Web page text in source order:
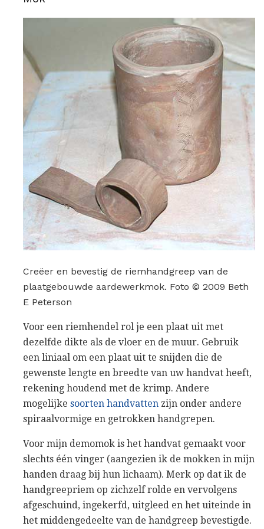
Creëer en bevestig de riemhandgreep van de
plaatgebouwde aardewerkmok. Foto © 2009 Beth
E Peterson
Voor een riemhendel rol je een plaat uit met
dezelfde dikte als de vloer en de muur. Gebruik
een liniaal om een ​​plaat uit te snijden die de
gewenste lengte en breedte van uw handvat heeft,
rekening houdend met de krimp. Andere
mogelijke soorten handvatten zijn onder andere
spiraalvormige en getrokken handgrepen.
Voor mijn demomok is het handvat gemaakt voor
slechts één vinger (aangezien ik de mokken in mijn
handen draag bij hun lichaam). Merk op dat ik de
handgreepriem op zichzelf rolde en vervolgens
afgeschuind, ingekerfd, uitgleed en het uiteinde in
het middengedeelte van de handgreep bevestigde.